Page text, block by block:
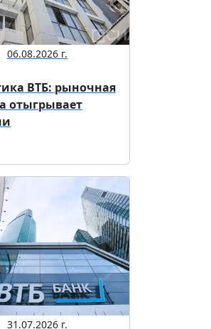
06.08.2026 г.
ВТБ: рыночная
отыгрывает
31.07.2026 г.